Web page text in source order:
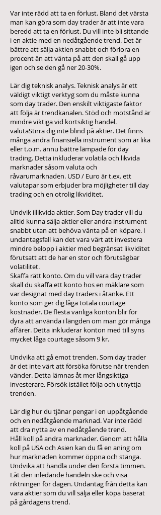
Var inte rädd att ta en förlust. Bland det värsta
man kan göra som day trader är att inte vara
beredd att ta en förlust. Du vill inte bli sittande
i en aktie med en nedåtgående trend. Det är
bättre att sälja aktien snabbt och förlora en
procent än att vänta på att den skall gå upp
igen och se den gå ner 20-30%.
Lär dig teknisk analys. Teknisk analys är ett
väldigt viktigt verktyg som du måste kunna
som day trader. Den enskilt viktigaste faktor
att följa är trendkanalen. Stöd och motstånd är
mindre viktiga vid kortsiktig handel.
valutaStirra dig inte blind på aktier. Det finns
många andra finansiella instrument som är lika
eller t.o.m. ännu bättre lämpade för day
trading. Detta inkluderar volatila och likvida
marknader såsom valuta och
råvarumarknaden. USD / Euro är t.ex. ett
valutapar som erbjuder bra möjligheter till day
trading och en otrolig likviditet.
Undvik illikvida aktier. Som Day trader vill du
alltid kunna sälja aktier eller andra instrument
snabbt utan att behöva vänta på en köpare. I
undantagsfall kan det vara värt att investera
mindre belopp i aktier med begränsat likviditet
förutsatt att de har en stor och förutsägbar
volatilitet.
Skaffa rätt konto. Om du vill vara day trader
skall du skaffa ett konto hos en mäklare som
var designat med day traders i åtanke. Ett
konto som ger dig låga totala courtage
kostnader. De flesta vanliga konton blir för
dyra att använda i längden om man gör många
affärer. Detta inkluderar konton med till syns
mycket låga courtage såsom 9 kr.
Undvika att gå emot trenden. Som day trader
är det inte värt att försöka förutse när trenden
vänder. Detta lämnas åt mer långsiktiga
investerare. Försök istället följa och utnyttja
trenden.
Lär dig hur du tjänar pengar i en uppåtgående
och en nedåtgående marknad. Var inte rädd
att dra nytta av en nedåtgående trend.
Håll koll på andra marknader. Genom att hålla
koll på USA och Asien kan du få en aning om
hur marknaden kommer öppna och stänga.
Undvika att handla under den första timmen.
Låt den inledande handeln ske och visa
riktningen för dagen. Undantag från detta kan
vara aktier som du vill sälja eller köpa baserat
på gårdagens trend.